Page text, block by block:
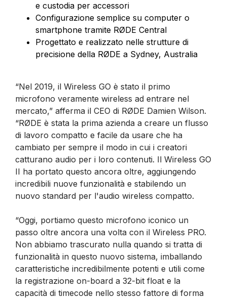
e custodia per accessori
Configurazione semplice su computer o
smartphone tramite RØDE Central
Progettato e realizzato nelle strutture di
precisione della RØDE a Sydney, Australia
“Nel 2019, il Wireless GO è stato il primo
microfono veramente wireless ad entrare nel
mercato,” afferma il CEO di RØDE Damien Wilson.
“RØDE è stata la prima azienda a creare un flusso
di lavoro compatto e facile da usare che ha
cambiato per sempre il modo in cui i creatori
catturano audio per i loro contenuti. Il Wireless GO
II ha portato questo ancora oltre, aggiungendo
incredibili nuove funzionalità e stabilendo un
nuovo standard per l'audio wireless compatto.
“Oggi, portiamo questo microfono iconico un
passo oltre ancora una volta con il Wireless PRO.
Non abbiamo trascurato nulla quando si tratta di
funzionalità in questo nuovo sistema, imballando
caratteristiche incredibilmente potenti e utili come
la registrazione on-board a 32-bit float e la
capacità di timecode nello stesso fattore di forma